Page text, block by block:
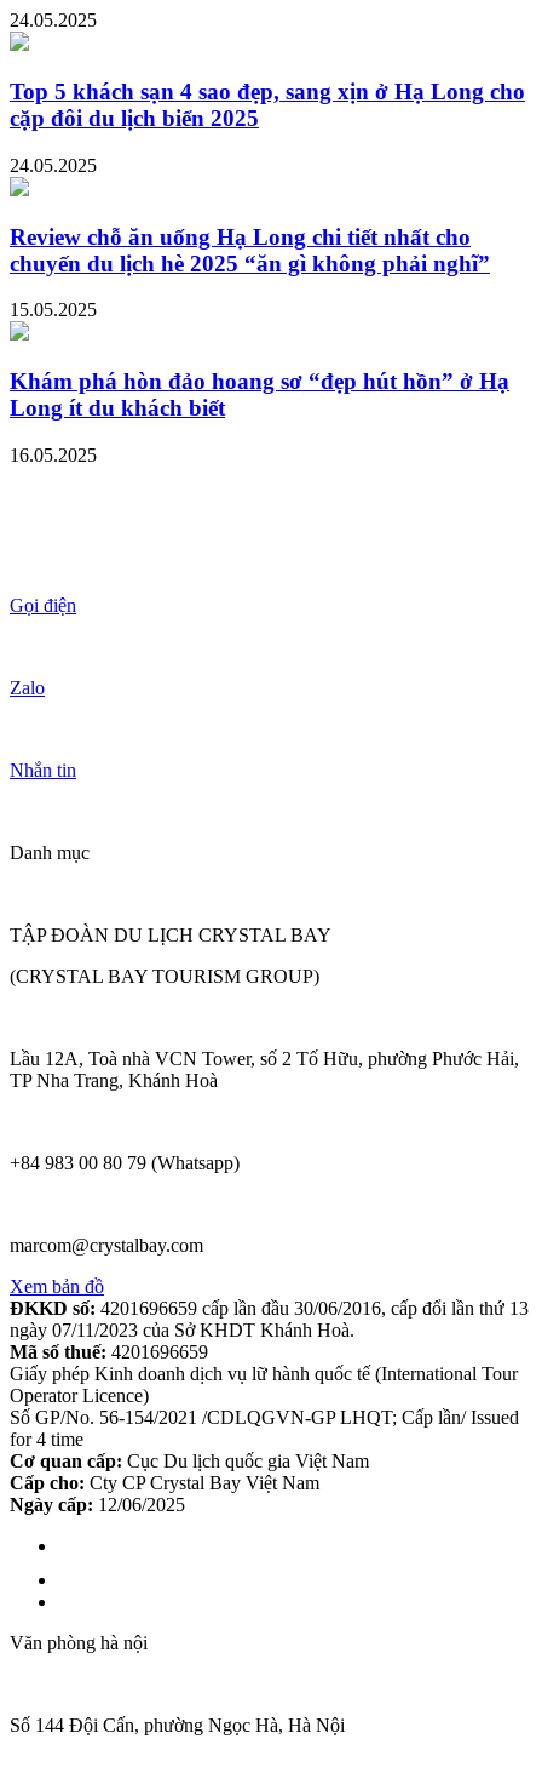
24.05.2025
Top 5 khách sạn 4 sao đẹp, sang xịn ở Hạ Long cho
cặp đôi du lịch biển 2025
24.05.2025
Review chỗ ăn uống Hạ Long chi tiết nhất cho
chuyến du lịch hè 2025 “ăn gì không phải nghĩ”
15.05.2025
Khám phá hòn đảo hoang sơ “đẹp hút hồn” ở Hạ
Long ít du khách biết
16.05.2025
Gọi điện
Zalo
Nhắn tin
Danh mục
TẬP ĐOÀN DU LỊCH CRYSTAL BAY
(CRYSTAL BAY TOURISM GROUP)
Lầu 12A, Toà nhà VCN Tower, số 2 Tố Hữu, phường Phước Hải,
TP Nha Trang, Khánh Hoà
+84 983 00 80 79 (Whatsapp)
marcom@crystalbay.com
Xem bản đồ
ĐKKD số: 4201696659 cấp lần đầu 30/06/2016, cấp đổi lần thứ 13
ngày 07/11/2023 của Sở KHDT Khánh Hoà.
Mã số thuế: 4201696659
Giấy phép Kinh doanh dịch vụ lữ hành quốc tế (International Tour
Operator Licence)
Số GP/No. 56-154/2021 /CDLQGVN-GP LHQT; Cấp lần/ Issued
for 4 time
Cơ quan cấp: Cục Du lịch quốc gia Việt Nam
Cấp cho: Cty CP Crystal Bay Việt Nam
Ngày cấp: 12/06/2025
Văn phòng hà nội
Số 144 Đội Cấn, phường Ngọc Hà, Hà Nội